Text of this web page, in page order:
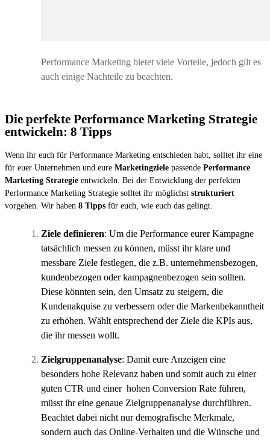
Performance Marketing bietet viele Vorteile, jedoch gilt es
auch einige Nachteile zu beachten.
Die perfekte Performance Marketing Strategie
entwickeln: 8 Tipps
Wenn ihr euch für Performance Marketing entschieden habt, solltet ihr eine
für euer Unternehmen und eure Marketingziele passende Performance
Marketing Strategie entwickeln. Bei der Entwicklung der perfekten
Performance Marketing Strategie solltet ihr möglichst strukturiert
vorgehen. Wir haben 8 Tipps für euch, wie euch das gelingt.
Ziele definieren: Um die Performance eurer Kampagne
tatsächlich messen zu können, müsst ihr klare und
messbare Ziele festlegen, die z.B. unternehmensbezogen,
kundenbezogen oder kampagnenbezogen sein sollten.
Diese könnten sein, den Umsatz zu steigern, die
Kundenakquise zu verbessern oder die Markenbekanntheit
zu erhöhen. Wählt entsprechend der Ziele die KPIs aus,
die ihr messen wollt.
Zielgruppenanalyse: Damit eure Anzeigen eine
besonders hohe Relevanz haben und somit auch zu einer
guten CTR und einer hohen Conversion Rate führen,
müsst ihr eine genaue Zielgruppenanalyse durchführen.
Beachtet dabei nicht nur demografische Merkmale,
sondern auch das Online-Verhalten und die Wünsche und